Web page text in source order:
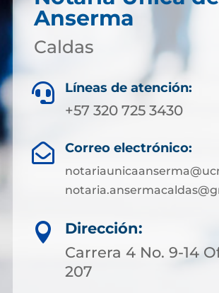
Anserma
Caldas
 Líneas de atención:
+57 320 725 3430
 Correo electrónico:

Dirección:
Carrera 4 No. 9-14
207